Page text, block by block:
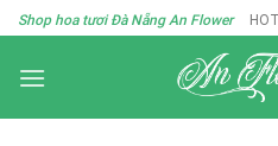
Skip
to
content
Shop hoa tươi Đà Nẵng An Flower